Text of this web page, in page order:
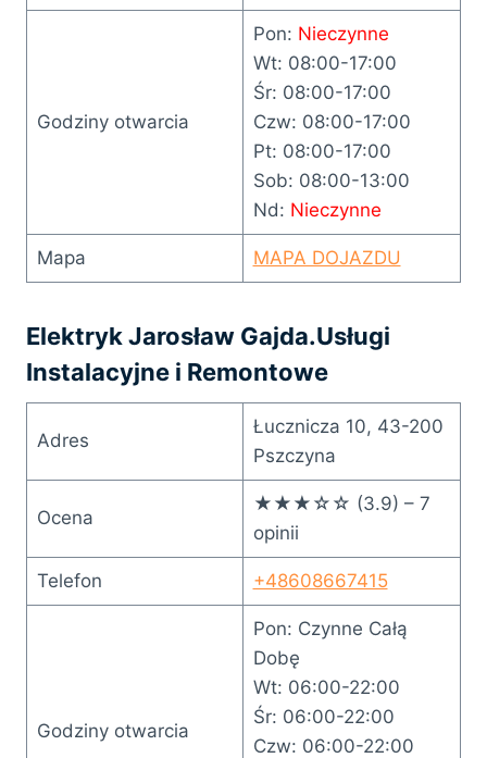
Godziny otwarcia
Pon: Nieczynne
Wt: 08:00-17:00
Śr: 08:00-17:00
Czw: 08:00-17:00
Pt: 08:00-17:00
Sob: 08:00-13:00
Nd: Nieczynne
Mapa MAPA DOJAZDU
Elektryk Jarosław Gajda.Usługi
Instalacyjne i Remontowe
Adres
Łucznicza 10, 43-200
Pszczyna
Ocena
★★★☆☆ (3.9) – 7
opinii
Telefon +48608667415
Godziny otwarcia
Pon: Czynne Całą
Dobę
Wt: 06:00-22:00
Śr: 06:00-22:00
Czw: 06:00-22:00